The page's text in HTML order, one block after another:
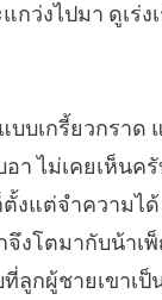
ว่งไปมา ดูเร่
บบเกรี้ยวกราด
ไม่เคยเห็นครั
งแต่จำความไ
งโตมากับน้าเ
ลูกผู้ชายเขาเ